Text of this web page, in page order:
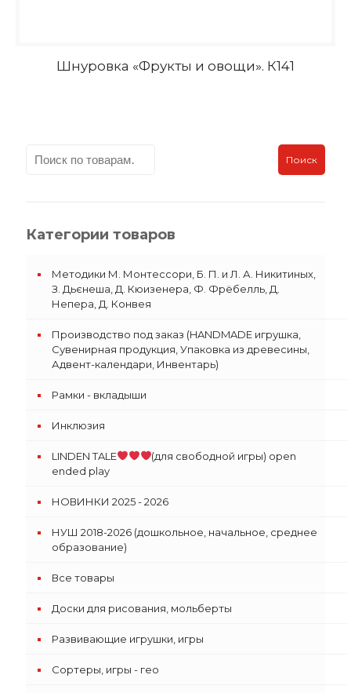
Шнуровка «Фрукты и овощи». К141
Поиск
Категории товаров
Методики М. Монтессори, Б. П. и Л. А. Никитиных,
З. Дьєнеша, Д. Кюизенера, Ф. Фрёбелль, Д.
Непера, Д. Конвея
Производство под заказ (HANDMADE игрушка,
Сувенирная продукция, Упаковка из древесины,
Адвент-календари, Инвентарь)
Рамки - вкладыши
Инклюзия
LINDEN TALE
(для свободной игры) open
ended play
НОВИНКИ 2025 - 2026
НУШ 2018-2026 (дошкольное, начальное, среднее
образование)
Все товары
Доски для рисования, мольберты
Развивающие игрушки, игры
Сортеры, игры - гео